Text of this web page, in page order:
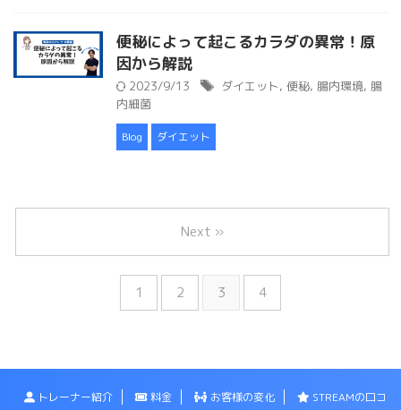
便秘によって起こるカラダの異常！原
因から解説
2023/9/13 ダイエット, 便秘, 腸内環境, 腸
内細菌
Blog ダイエット
1 2 3 4
Next »
トレーナー紹介 料金 お客様の変化 STREAMの口コ